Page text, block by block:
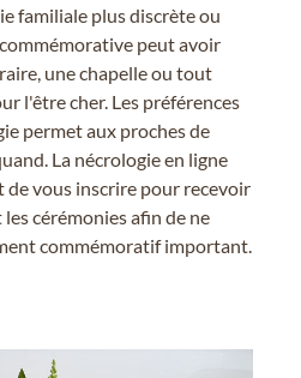
familiale plus discrète ou
peut avoir
une chapelle ou tout
l'être cher. Les préférences
permet aux proches de
La nécrologie en ligne
de vous inscrire pour recevoir
cérémonies afin de ne
commémoratif important.